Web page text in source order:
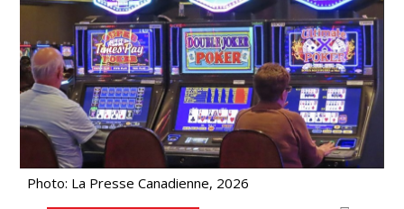
Photo: La Presse Canadienne, 2026